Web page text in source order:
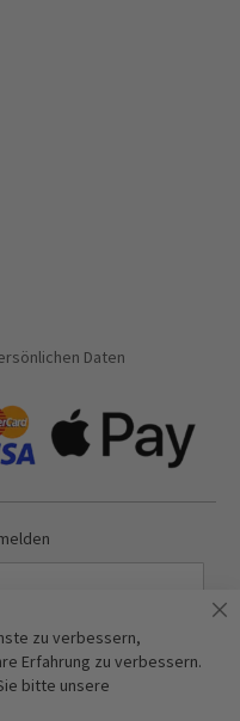
Daten
zu verbessern,
Erfahrung zu verbessern.
bitte unsere